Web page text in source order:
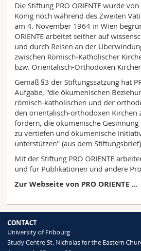
Education
Science and Medicine
Interfaculty
Researchers
Employees
PhD students
Libraries
Webmail
Course catalogue
MyUnifr
Die Stiftung PRO ORIENTE wurde
König noch während des Zweiten
am 4. November 1964 in Wien
ORIENTE arbeitet seither auf
und durch Reisen an der
zwischen Römisch-Katholischer
bzw. Orientalisch-Orthodoxen
Gemäß §3 der Stiftungssatzung hat
Aufgabe, "die ökumenischen
römisch-katholischen und der
den orientalisch-orthodoxen Kirchen
fördern, die ökumenische
zu vertiefen und ökumenische
unterstützen" (aus dem
Mit der Stiftung PRO ORIENTE
und für Publikationen und andere
Zur Webseite von PRO ORIENTE ...
CONTACT
University of Fribourg
Study Centre St. Nicholas for the Eastern